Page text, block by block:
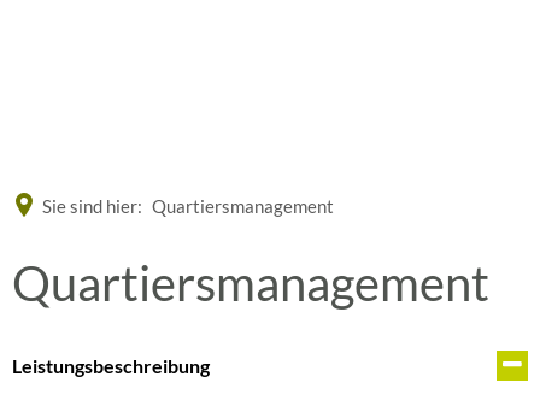
Sie sind hier: Quartiersmanagement
Quartiersmanagement
Leistungsbeschreibung